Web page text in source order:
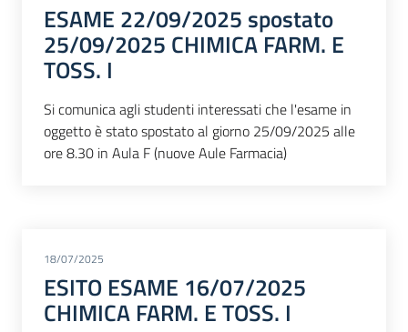
ESAME 22/09/2025 spostato
25/09/2025 CHIMICA FARM. E
TOSS. I
Si comunica agli studenti interessati che l'esame in
oggetto è stato spostato al giorno 25/09/2025 alle
ore 8.30 in Aula F (nuove Aule Farmacia)
18/07/2025
ESITO ESAME 16/07/2025
CHIMICA FARM. E TOSS. I